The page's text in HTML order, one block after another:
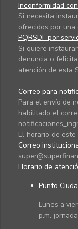
Inconformidad
Si necesita
ofrecidos por una
PQRSDF por
Si quiere
denuncia o
atención de esta
Correo para
Para el envío de
habilitado el
El horario de este
Correo
Horario de
Punto
Lunes a
p.m.